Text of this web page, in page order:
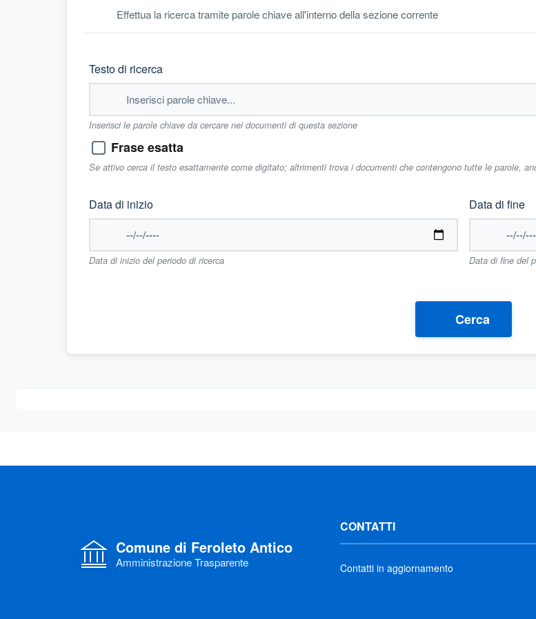
Effettua la ricerca tramite parole chiave all'interno della sezione corrente
Testo di ricerca
Inserisci le parole chiave da cercare nei documenti di questa sezione
Frase esatta
Se attivo cerca il testo esattamente come digitato; altrimenti trova i documenti che contengono tutte le parole,
Data di inizio
Data di inizio del periodo di ricerca
Data di fine
Data di fine del
Cerca
Comune di Feroleto Antico
Amministrazione Trasparente
CONTATTI
Contatti in aggiornamento